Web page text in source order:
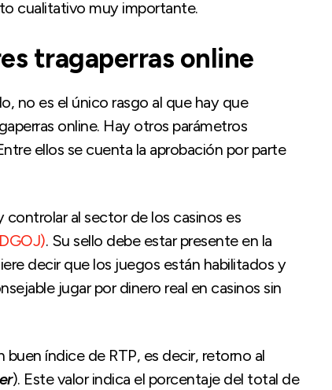
cualitativo muy importante.
tragaperras online
no es el único rasgo al que hay que
online. Hay otros parámetros
ellos se cuenta la aprobación por parte
controlar al sector de los casinos es
. Su sello debe estar presente en la
decir que los juegos están habilitados y
jugar por dinero real en casinos sin
índice de RTP, es decir, retorno al
). Este valor indica el porcentaje del total de